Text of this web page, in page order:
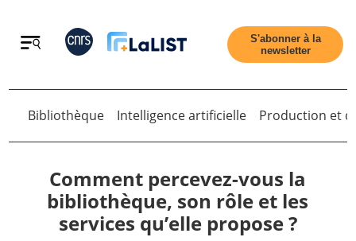
Retour
Accueil
S'abonner à la
newsletter
Retour
Bibliothèque Intelligence artificielle Production et
Comment percevez-vous la
bibliothèque, son rôle et les
services qu’elle propose ?